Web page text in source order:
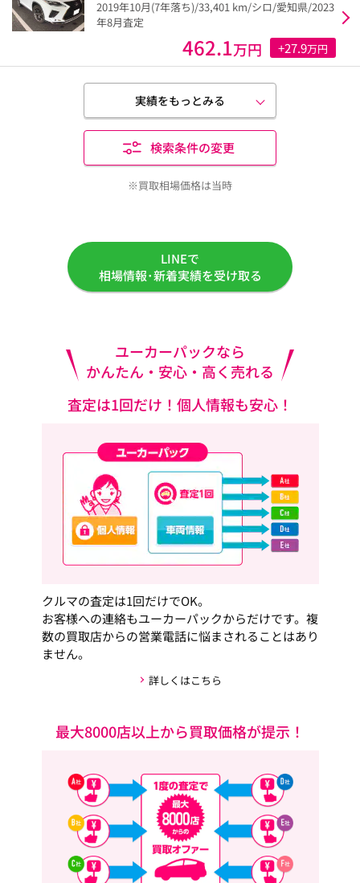
2019年10月(7年落ち)/33,401 km/シロ/愛知県/2023
年8月査定
462.1万円 +27.9万円
実績をもっとみる
検索条件の変更
※買取相場価格は当時
LINEで
相場情報･新着実績を受け取る
ユーカーパックなら
かんたん・安心・高く売れる
査定は1回だけ！個人情報も安心！
クルマの査定は1回だけでOK。
お客様への連絡もユーカーパックからだけです。複
数の買取店からの営業電話に悩まされることはあり
ません。
詳しくはこちら
最大8000店以上から買取価格が提示！